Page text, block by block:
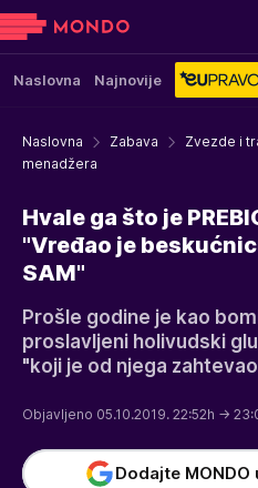
Naslovna Najnovije
Naslovna Zabava Zvezde i
menadžera
Hvale ga što je
"Vređao je
SAM"
Prošle godine je kao
proslavljeni holivudski
"koji je od njega
Objavljeno 05.10.2019. 22:52h →
Dodajte